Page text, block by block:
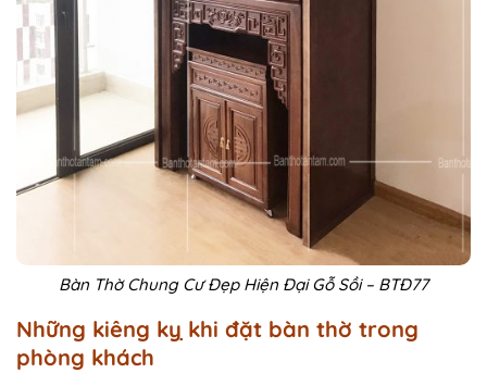
Bàn Thờ Chung Cư Đẹp Hiện Đại Gỗ Sồi – BTĐ77
Những kiêng kỵ khi đặt bàn thờ trong
phòng khách